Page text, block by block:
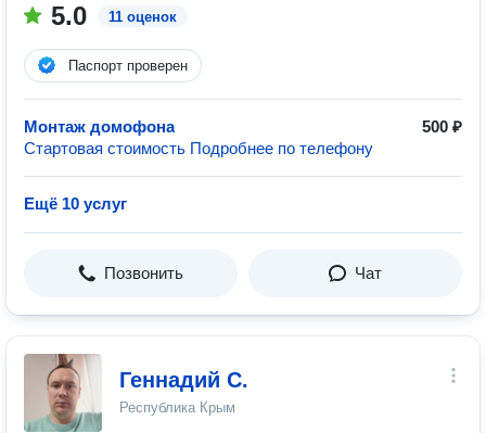
5.0 11 оценок
Паспорт проверен
Монтаж домофона
500 ₽
Стартовая стоимость Подробнее по телефону
Ещё 10 услуг
Позвонить Чат
Геннадий С.
Республика Крым